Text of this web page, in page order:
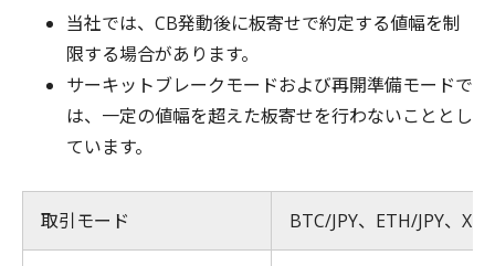
当社では、CB発動後に板寄せで約定する値幅を制
限する場合があります。
サーキットブレークモードおよび再開準備モードで
は、一定の値幅を超えた板寄せを行わないこととし
ています。
取引モード BTC/JPY、ETH/JPY、